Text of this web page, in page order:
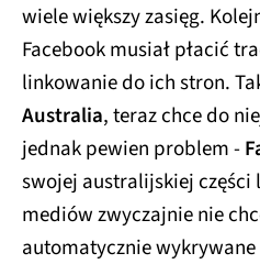
wiele większy zasięg.
Facebook musiał płacić
linkowanie do ich stron.
Australia, teraz chce do
jednak pewien problem -
swojej australijskiej części
mediów zwyczajnie nie
automatycznie